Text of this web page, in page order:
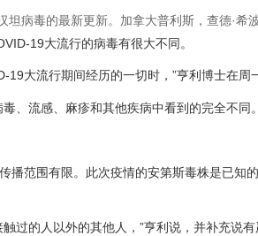
病毒的最新更新。加拿大普利斯，查德·希
19大流行的病毒有很大不同。
大流行期间经历的一切时，”亨利博士在周
、流感、麻疹和其他疾病中看到的完全不同
播范围有限。此次疫情的安第斯毒株是已知
的人以外的其他人，”亨利说，并补充说有